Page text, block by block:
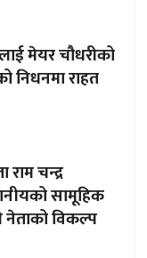
मेयर चौधरीको
निधनमा राहत
राम चन्द्र
सामूहिक
नेताको विकल्प